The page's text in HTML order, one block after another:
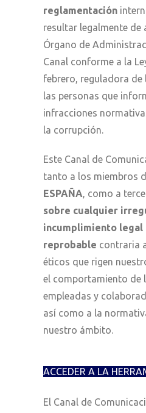
reglamentación
resultar legalmente de
Órgano de
Canal conforme a la
febrero, reguladora
las personas que
infracciones
la corrupción.
Este Canal de
tanto a los miembros
ESPAÑA, como a
sobre cualquier
incumplimiento legal
reprobable contraria
éticos que rigen
el comportamiento de
empleadas y
así como a la
nuestro ámbito.
ACCEDER A LA
El Canal de